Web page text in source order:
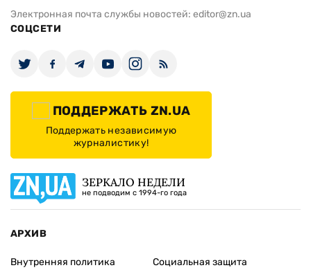
Электронная почта службы новостей: editor@zn.ua
СОЦСЕТИ
ПОДДЕРЖАТЬ ZN.UA
Поддержать независимую
журналистику!
ЗЕРКАЛО НЕДЕЛИ
не подводим с 1994-го года
АРХИВ
Внутренняя политика
Социальная защита